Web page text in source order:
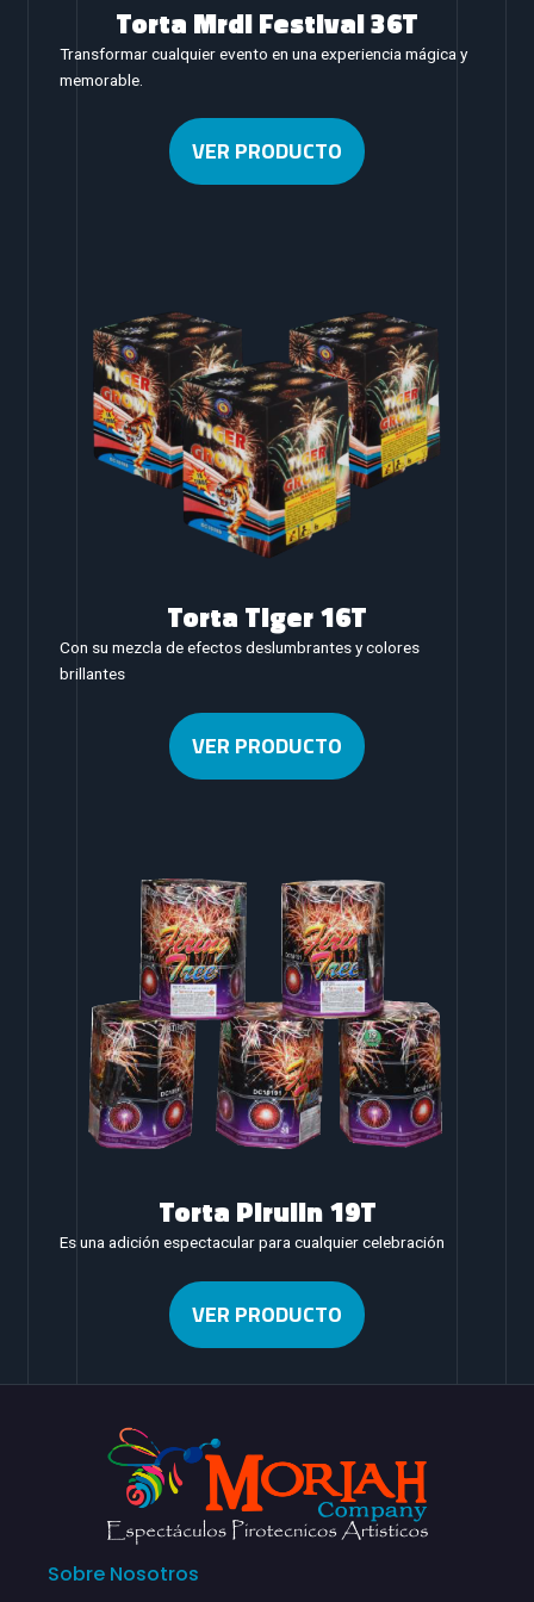
Torta Mrdi Festival 36T
Transformar cualquier evento en una experiencia mágica y
memorable.
VER PRODUCTO
Torta Tiger 16T
Con su mezcla de efectos deslumbrantes y colores
brillantes
VER PRODUCTO
Torta Pirulin 19T
Es una adición espectacular para cualquier celebración
VER PRODUCTO
Sobre Nosotros